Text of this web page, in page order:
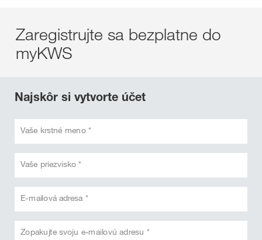
Zaregistrujte sa bezplatne do
myKWS
Najskôr si vytvorte účet
Vaše krstné meno *
Vaše priezvisko *
E-mailová adresa *
Zopakujte svoju e-mailovú adresu *